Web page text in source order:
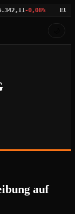
-0,08% EU50
auf